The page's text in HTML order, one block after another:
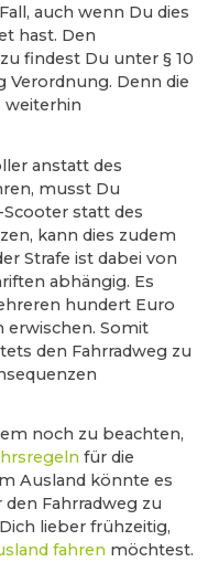
auch wenn Du dies
hast. Den
findest Du unter § 10
Verordnung. Denn die
weiterhin
anstatt des
musst Du
statt des
kann dies zudem
Strafe ist dabei von
abhängig. Es
hundert Euro
erwischen. Somit
den Fahrradweg zu
noch zu beachten,
für die
Ausland könnte es
Fahrradweg zu
lieber frühzeitig,
fahren möchtest.